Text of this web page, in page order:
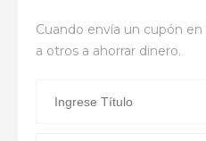
Cuando envía un cupón en
a otros a ahorrar dinero.